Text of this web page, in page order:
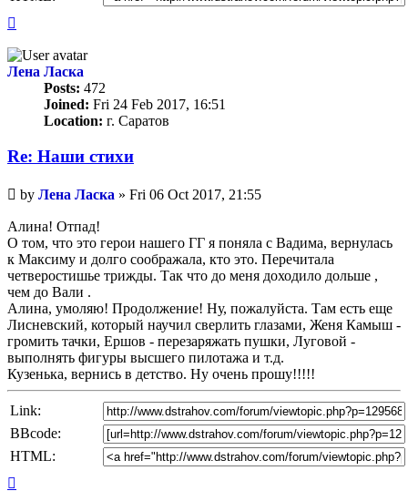
Лена Ласка
Posts: 472
Joined: Fri 24 Feb 2017, 16:51
Location: г. Саратов
Re: Наши стихи
Unread
post
by Лена Ласка » Fri 06 Oct 2017, 21:55
Алина! Отпад!
О том, что это герои нашего ГГ я поняла с Вадима, вернулась
к Максиму и долго соображала, кто это. Перечитала
четверостишье трижды. Так что до меня доходило дольше ,
чем до Вали .
Алина, умоляю! Продолжение! Ну, пожалуйста. Там есть еще
Лисневский, который научил сверлить глазами, Женя Камыш -
громить тачки, Ершов - перезаряжать пушки, Луговой -
выполнять фигуры высшего пилотажа и т.д.
Кузенька, вернись в детство. Ну очень прошу!!!!!
Link:
BBcode:
HTML: